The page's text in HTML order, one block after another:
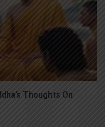
Thoughts On